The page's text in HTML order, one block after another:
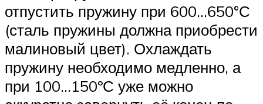
отпустить пружину при 600…650°С
(сталь пружины должна приобрести
малиновый цвет). Охлаждать
пружину необходимо медленно, а
при 100…150ºС уже можно